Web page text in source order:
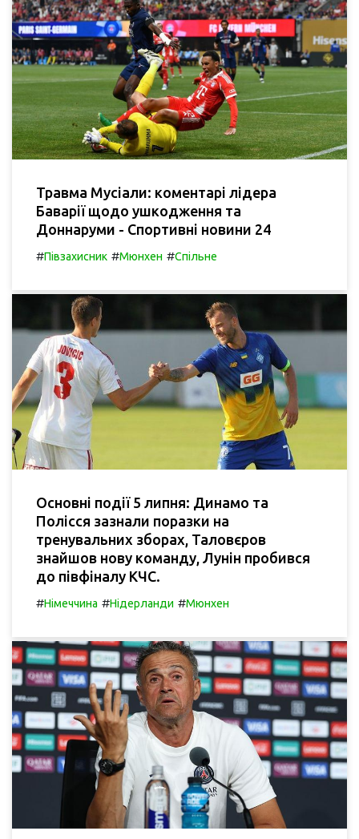
Травма Мусіали: коментарі лідера
Баварії щодо ушкодження та
Доннаруми - Спортивні новини 24
#Півзахисник #Мюнхен #Спільне
Основні події 5 липня: Динамо та
Полісся зазнали поразки на
тренувальних зборах, Таловєров
знайшов нову команду, Лунін пробився
до півфіналу КЧС.
#Німеччина #Нідерланди #Мюнхен